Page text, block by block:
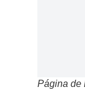
Página de